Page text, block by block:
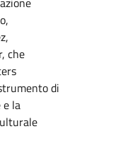
che
di
e la